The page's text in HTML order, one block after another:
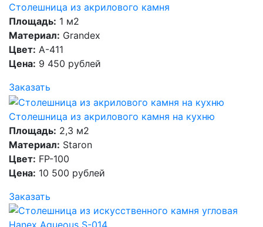
Столешница из акрилового камня
Площадь: 1 м2
Материал: Grandex
Цвет: A-411
Цена: 9 450 рублей
Заказать
Столешница из акрилового камня на кухню
Площадь: 2,3 м2
Материал: Staron
Цвет: FP-100
Цена: 10 500 рублей
Заказать